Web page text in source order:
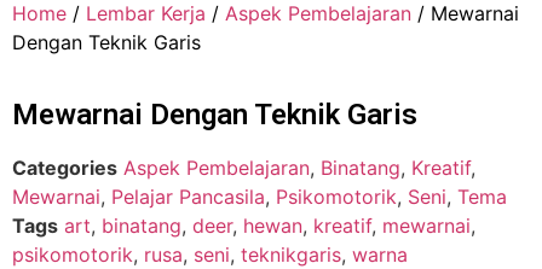
Home / Lembar Kerja / Aspek Pembelajaran / Mewarnai
Dengan Teknik Garis
Mewarnai Dengan Teknik Garis
Categories Aspek Pembelajaran, Binatang, Kreatif,
Mewarnai, Pelajar Pancasila, Psikomotorik, Seni, Tema
Tags art, binatang, deer, hewan, kreatif, mewarnai,
psikomotorik, rusa, seni, teknikgaris, warna